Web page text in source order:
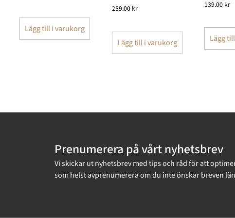
Lägg till i varukorg
259.00 kr
Lägg till i varukorg
139.00 kr
Lägg
Prenumerera på vårt nyhetsbrev
Vi skickar ut nyhetsbrev med tips och råd för att
som helst avprenumerera om du inte önskar breven